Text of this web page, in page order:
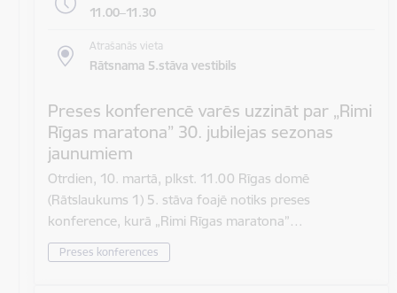
11.00–11.30
Atrašanās vieta
Rātsnama 5.stāva vestibils
Preses konferencē varēs uzzināt par „Rimi
Rīgas maratona” 30. jubilejas sezonas
jaunumiem
Otrdien, 10. martā, plkst. 11.00 Rīgas domē
(Rātslaukums 1) 5. stāva foajē notiks preses
konference, kurā „Rimi Rīgas maratona”…
Preses konferences